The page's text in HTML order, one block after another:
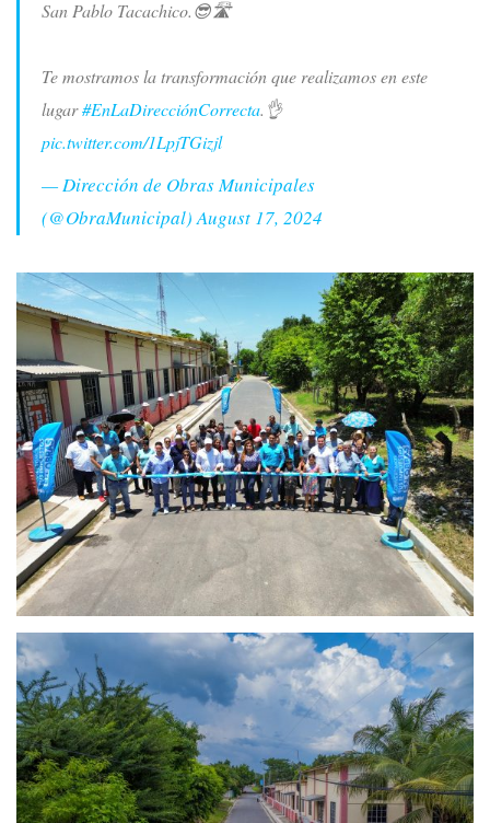
San Pablo Tacachico.😎🛣️
Te mostramos la transformación que realizamos en este
lugar#EnLaDirecciónCorrecta.👌
pic.twitter.com/1LpjTGizjl
— Dirección de Obras Municipales
(@ObraMunicipal)August 17, 2024